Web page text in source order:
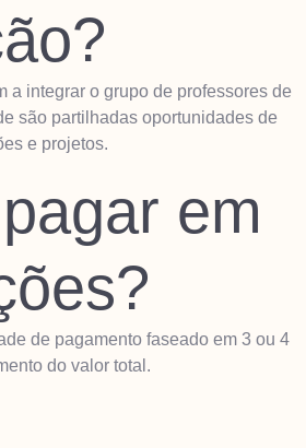
a integrar o grupo de professores de
são partilhadas oportunidades de
e projetos.
em
de pagamento faseado em 3 ou 4
do valor total.